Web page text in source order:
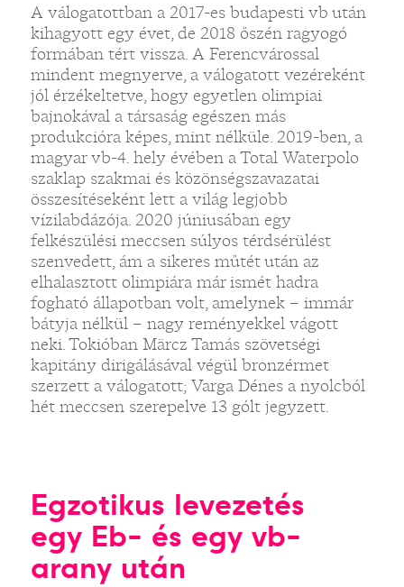
A válogatottban a 2017-es budapesti vb után
kihagyott egy évet, de 2018 őszén ragyogó
formában tért vissza. A Ferencvárossal
mindent megnyerve, a válogatott vezéreként
jól érzékeltetve, hogy egyetlen olimpiai
bajnokával a társaság egészen más
produkcióra képes, mint nélküle. 2019-ben, a
magyar vb-4. hely évében a Total Waterpolo
szaklap szakmai és közönségszavazatai
összesítéseként lett a világ legjobb
vízilabdázója. 2020 júniusában egy
felkészülési meccsen súlyos térdsérülést
szenvedett, ám a sikeres műtét után az
elhalasztott olimpiára már ismét hadra
fogható állapotban volt, amelynek – immár
bátyja nélkül – nagy reményekkel vágott
neki. Tokióban Märcz Tamás szövetségi
kapitány dirigálásával végül bronzérmet
szerzett a válogatott; Varga Dénes a nyolcból
hét meccsen szerepelve 13 gólt jegyzett.
Egzotikus levezetés
egy Eb- és egy vb-
arany után